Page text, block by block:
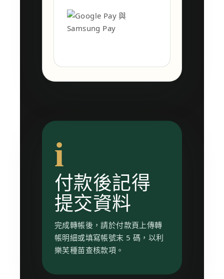
i
付款後記得
提交資料
完成轉帳後，請於付款頁上傳轉
帳明細或填寫帳號末 5 碼，以利
樂芙種苗查核款項。